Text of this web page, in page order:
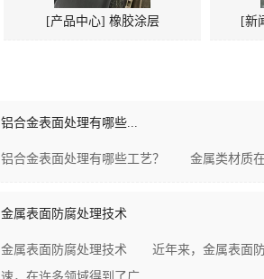
[产品中心] 橡胶涂层 [新
铝合金表面处理有哪些...
铝合金表面处理有哪些工艺？ 金属类材质在
金属表面防腐处理技术
金属表面防腐处理技术 近年来，金属表面防